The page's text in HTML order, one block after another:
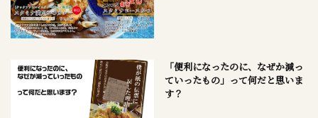
「便利になったのに、なぜか減っ
ていったもの」って何だと思いま
す？